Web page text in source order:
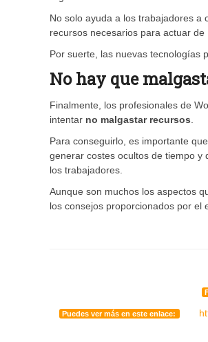
No solo ayuda a los trabajadores a
recursos necesarios para actuar
Por suerte, las nuevas tecnologías
No hay que
Finalmente, los profesionales de
intentar no malgastar recursos.
Para conseguirlo, es importante
generar costes ocultos de tiempo y
los trabajadores.
Aunque son muchos los aspectos
los consejos proporcionados por el
Puedes ver más en este enlace: